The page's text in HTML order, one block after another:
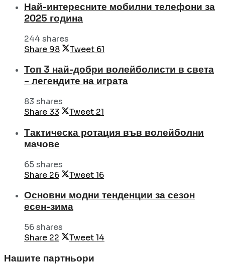
Най-интересните мобилни телефони за
2025 година
244 shares
Share 98 Tweet 61
Топ 3 най-добри волейболисти в света
– легендите на играта
83 shares
Share 33 Tweet 21
Тактическа ротация във волейболни
мачове
65 shares
Share 26 Tweet16
Основни модни тенденции за сезон
есен-зима
56 shares
Share 22 Tweet14
Нашите партньори